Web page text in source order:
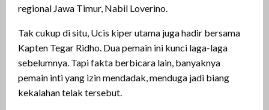
regional Jawa Timur, Nabil Loverino.
Tak cukup di situ, Ucis kiper utama juga hadir bersama
Kapten Tegar Ridho. Dua pemain ini kunci laga-laga
sebelumnya. Tapi fakta berbicara lain, banyaknya
pemain inti yang izin mendadak, menduga jadi biang
kekalahan telak tersebut.